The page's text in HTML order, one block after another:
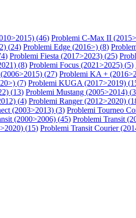
(46) Problemi C-Max II
(24) Problemi Edge (2016>) (8)
) Problemi Fiesta (2017>2023) (25)
(8) Problemi Focus (2021>2025) (5)
(27) Problemi KA +
(7) Problemi KUGA (2017>2019) (
(13) Problemi Mustang (2005>2014) (3
(4) Problemi Ranger (2012>2020) (
(2003>2013) (3) Problemi Tourneo
(2000>2006) (45) Problemi Transit
(15) Problemi Transit Courier